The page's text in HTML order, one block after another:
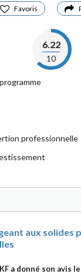
Favoris
6.22
10
professionnelle
aux solides
a donné son avis